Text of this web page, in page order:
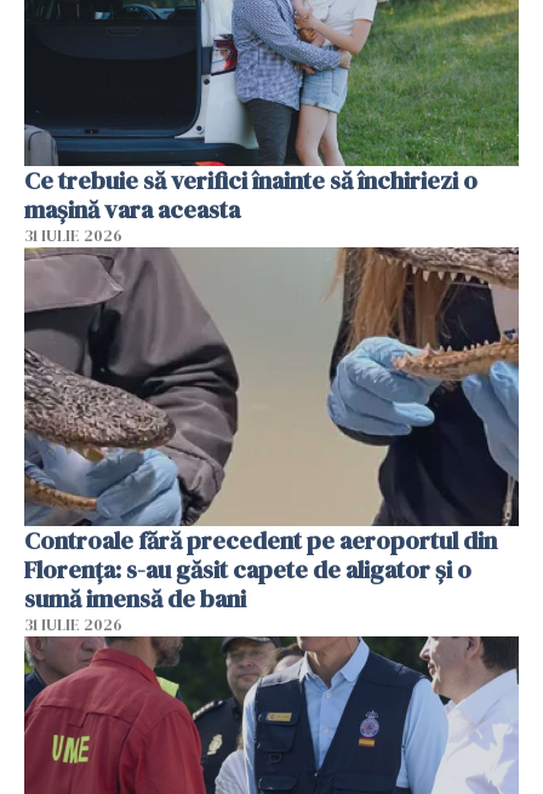
Ce trebuie să verifici înainte să închiriezi o
mașină vara aceasta
31 IULIE 2026
Controale fără precedent pe aeroportul din
Florența: s-au găsit capete de aligator și o
sumă imensă de bani
31 IULIE 2026